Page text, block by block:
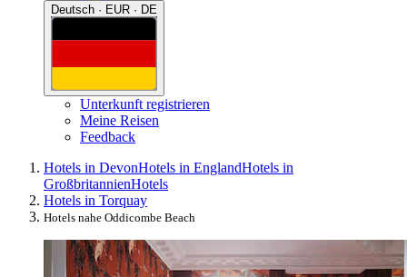
Deutsch · EUR · DE
Unterkunft registrieren
Meine Reisen
Feedback
Hotels in DevonHotels in EnglandHotels in
GroßbritannienHotels
Hotels in Torquay
Hotels nahe Oddicombe Beach